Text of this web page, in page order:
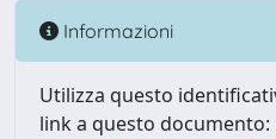
Informazioni
Utilizza questo
link a questo documento: